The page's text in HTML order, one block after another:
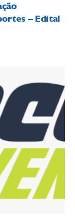
– Edital